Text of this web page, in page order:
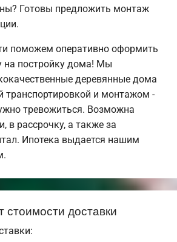
Готовы предложить монтаж
поможем оперативно оформить
на постройку дома! Мы
деревянные дома
транспортировкой и монтажом -
тревожиться. Возможна
в рассрочку, а также за
Ипотека выдается нашим
стоимости доставки